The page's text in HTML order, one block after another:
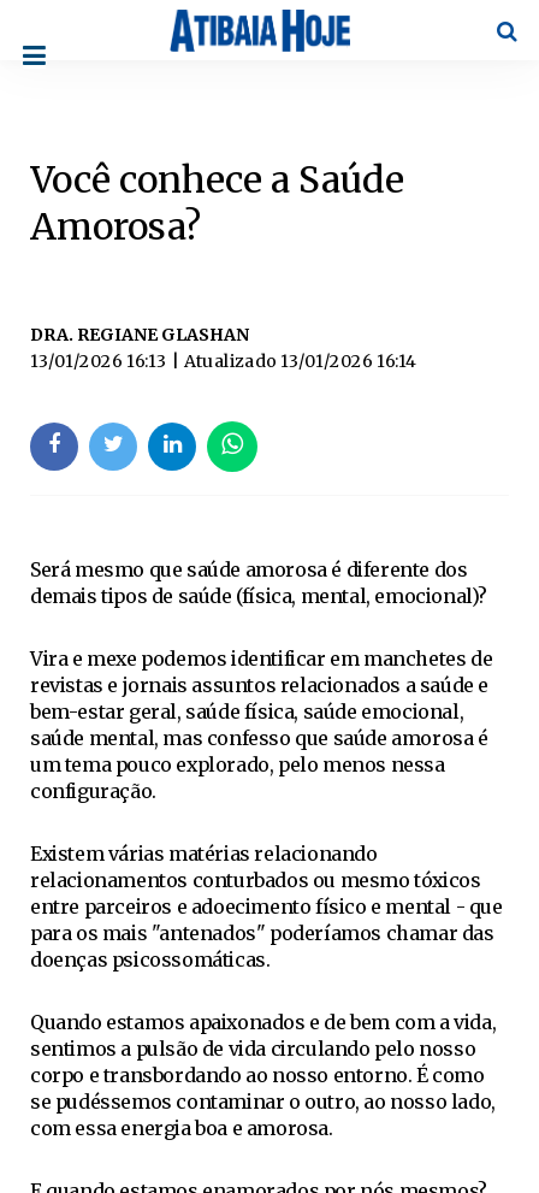
Você conhece a Saúde
Amorosa?
DRA. REGIANE GLASHAN
13/01/2026 16:13
| Atualizado 13/01/2026 16:14
Será mesmo que saúde amorosa é diferente dos
demais tipos de saúde (física, mental, emocional)?
Vira e mexe podemos identificar em manchetes de
revistas e jornais assuntos relacionados a saúde e
bem-estar geral, saúde física, saúde emocional,
saúde mental, mas confesso que saúde amorosa é
um tema pouco explorado, pelo menos nessa
configuração.
Existem várias matérias relacionando
relacionamentos conturbados ou mesmo tóxicos
entre parceiros e adoecimento físico e mental - que
para os mais "antenados" poderíamos chamar das
doenças psicossomáticas.
Quando estamos apaixonados e de bem com a vida,
sentimos a pulsão de vida circulando pelo nosso
corpo e transbordando ao nosso entorno. É como
se pudéssemos contaminar o outro, ao nosso lado,
com essa energia boa e amorosa.